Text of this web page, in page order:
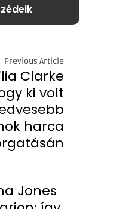
Previous Article
Clarke
ki volt
harca
Jones